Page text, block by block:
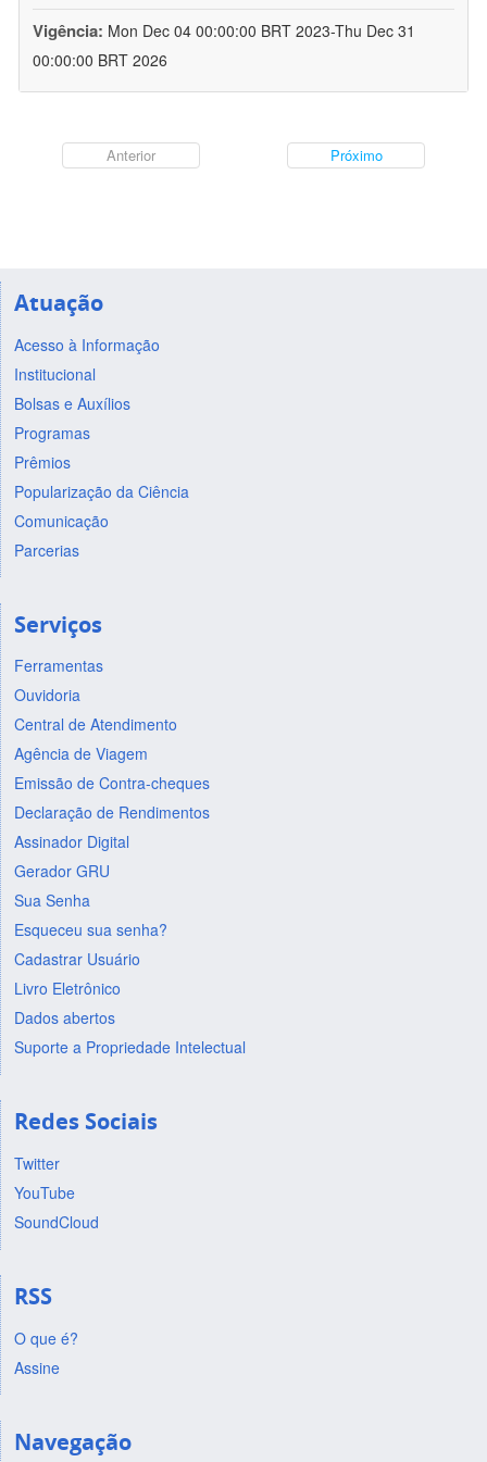
Vigência: Mon Dec 04 00:00:00 BRT 2023-Thu Dec 31
00:00:00 BRT 2026
Anterior Próximo
Atuação
Acesso à Informação
Institucional
Bolsas e Auxílios
Programas
Prêmios
Popularização da Ciência
Comunicação
Parcerias
Serviços
Ferramentas
Ouvidoria
Central de Atendimento
Agência de Viagem
Emissão de Contra-cheques
Declaração de Rendimentos
Assinador Digital
Gerador GRU
Sua Senha
Esqueceu sua senha?
Cadastrar Usuário
Livro Eletrônico
Dados abertos
Suporte a Propriedade Intelectual
Redes Sociais
Twitter
YouTube
SoundCloud
RSS
O que é?
Assine
Navegação